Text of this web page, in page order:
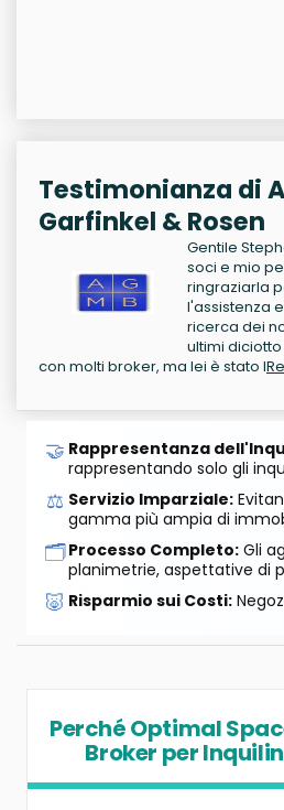
Testimonianza di
Garfinkel & Rosen
Gentile
soci e mio
ringraziarla
l'assistenza
ricerca dei
ultimi
con molti broker, ma lei è stato l
🤝 Rappresentanza
rappresentando solo gli
⚖️ Servizio Imparziale:
gamma più ampia di
🗂️Processo Completo: Gli
planimetrie, aspettative di
🐷 Risparmio sui Costi:
Perché Optimal
Broker per